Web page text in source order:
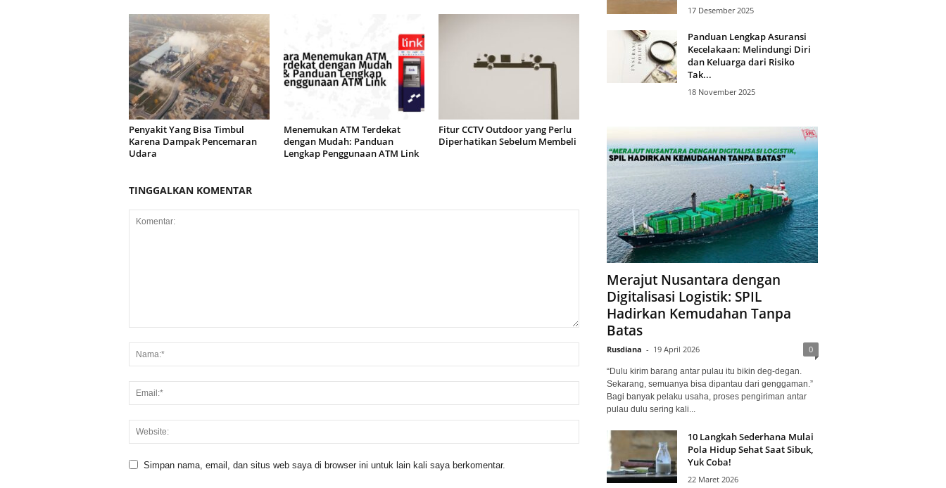
Penyakit Yang Bisa Timbul
Karena Dampak Pencemaran
Udara
Menemukan ATM Terdekat
dengan Mudah: Panduan
Lengkap Penggunaan ATM Link
Fitur CCTV Outdoor yang Perlu
Diperhatikan Sebelum Membeli
TINGGALKAN KOMENTAR
Simpan nama, email, dan situs web saya di browser ini untuk lain kali saya berkomentar.
17 Desember 2025
Panduan Lengkap Asuransi
Kecelakaan: Melindungi Diri
dan Keluarga dari Risiko
Tak...
18 November 2025
Merajut Nusantara dengan
Digitalisasi Logistik: SPIL
Hadirkan Kemudahan Tanpa
Batas
Rusdiana - 19 April 2026 0
“Dulu kirim barang antar pulau itu bikin deg-degan.
Sekarang, semuanya bisa dipantau dari genggaman.”
Bagi banyak pelaku usaha, proses pengiriman antar
pulau dulu sering kali...
10 Langkah Sederhana Mulai
Pola Hidup Sehat Saat Sibuk,
Yuk Coba!
22 Maret 2026